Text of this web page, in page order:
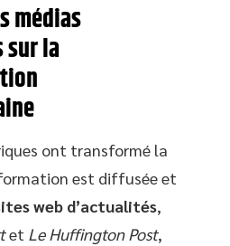
médias
sur la
ont transformé la
est diffusée et
web d’actualités,
et Le Huffington Post,